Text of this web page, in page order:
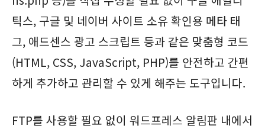
틱스, 구글 및 네이버 사이트 소유 확인용 메타 태
그, 애드센스 광고 스크립트 등과 같은 맞춤형 코드
(HTML, CSS, JavaScript, PHP)를 안전하고 간편
하게 추가하고 관리할 수 있게 해주는 도구입니다.
FTP를 사용할 필요 없이 워드프레스 알림판 내에서